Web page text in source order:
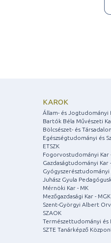
KAROK
Állam- és Jogtudományi
Bartók Béla Művészeti
Bölcsészet- és
Egészségtudományi és
ETSZK
Fogorvostudományi Kar
Gazdaságtudományi Kar
Gyógyszerésztudományi
Juhász Gyula
Mérnöki Kar - MK
Mezőgazdasági Kar - MGK
Szent-Györgyi Albert
SZAOK
Természettudományi és
SZTE Tanárképző